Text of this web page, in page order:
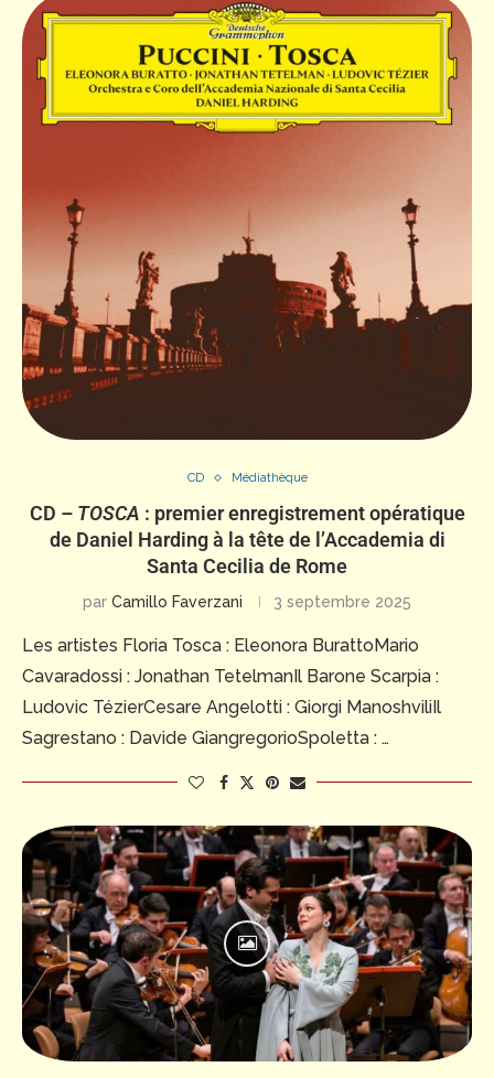
CD Médiathèque
CD – TOSCA : premier enregistrement opératique
de Daniel Harding à la tête de l’Accademia di
Santa Cecilia de Rome
par Camillo Faverzani 3 septembre 2025
Les artistes Floria Tosca : Eleonora BurattoMario
Cavaradossi : Jonathan TetelmanIl Barone Scarpia :
Ludovic TézierCesare Angelotti : Giorgi ManoshviliIl
Sagrestano : Davide GiangregorioSpoletta : …